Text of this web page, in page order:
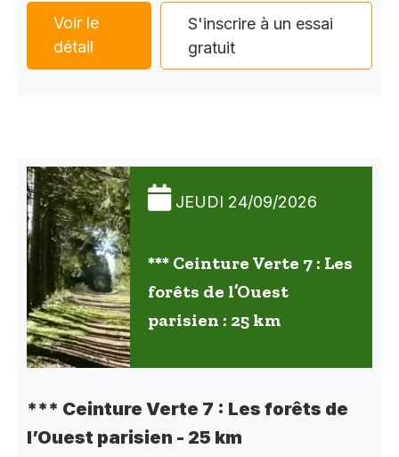
Voir le
détail
S'inscrire à un essai
gratuit
JEUDI 24/09/2026
*** Ceinture Verte 7 : Les
forêts de l’Ouest
parisien : 25 km
*** Ceinture Verte 7 : Les forêts de
l’Ouest parisien - 25 km